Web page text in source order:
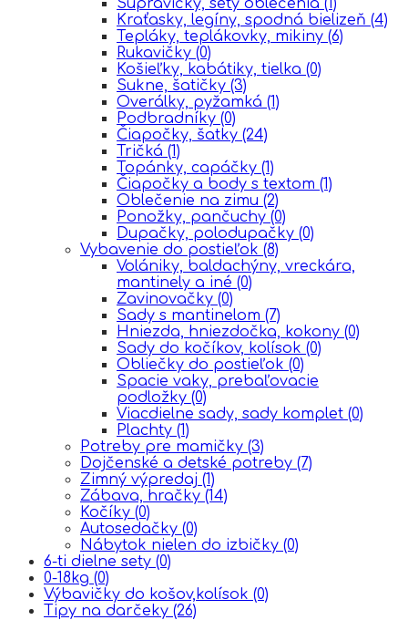
Súpravičky, sety oblečenia (1)
Kraťasky, legíny, spodná bielizeň (4)
Tepláky, teplákovky, mikiny (6)
Rukavičky (0)
Košieľky, kabátiky, tielka (0)
Sukne, šatičky (3)
Overálky, pyžamká (1)
Podbradníky (0)
Čiapočky, šatky (24)
Tričká (1)
Topánky, capáčky (1)
Čiapočky a body s textom (1)
Oblečenie na zimu (2)
Ponožky, pančuchy (0)
Dupačky, polodupačky (0)
Vybavenie do postieľok (8)
Volániky, baldachýny, vreckára,
mantinely a iné (0)
Zavinovačky (0)
Sady s mantinelom (7)
Hniezda, hniezdočka, kokony (0)
Sady do kočíkov, kolísok (0)
Obliečky do postieľok (0)
Spacie vaky, prebaľovacie
podložky (0)
Viacdielne sady, sady komplet (0)
Plachty (1)
Potreby pre mamičky (3)
Dojčenské a detské potreby (7)
Zimný výpredaj (1)
Zábava, hračky (14)
Kočíky (0)
Autosedačky (0)
Nábytok nielen do izbičky (0)
6-ti dielne sety (0)
0-18kg (0)
Výbavičky do košov,kolísok (0)
Tipy na darčeky (26)